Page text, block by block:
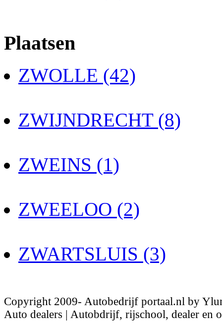
Plaatsen
ZWOLLE (42)
ZWIJNDRECHT (8)
ZWEINS (1)
ZWEELOO (2)
ZWARTSLUIS (3)
Copyright 2009- Autobedrijf portaal.nl by
Auto dealers | Autobdrijf, rijschool, dealer en